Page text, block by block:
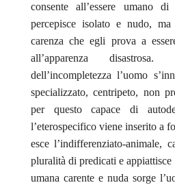
consente all’essere umano
percepisce isolato e nudo,
carenza che egli prova a
all’apparenza
dell’incompletezza l’uomo
specializzato, centripeto, non
per questo capace di
l’eterospecifico viene inserito a
esce l’indifferenziato-animale,
pluralità di predicati e
umana carente e nuda sorge